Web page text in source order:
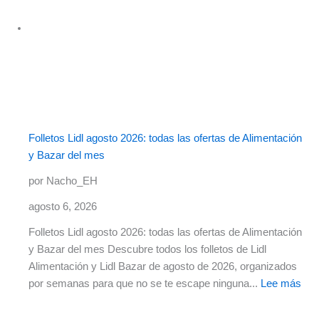
Folletos Lidl agosto 2026: todas las ofertas de Alimentación
y Bazar del mes
por Nacho_EH
agosto 6, 2026
Folletos Lidl agosto 2026: todas las ofertas de Alimentación
y Bazar del mes Descubre todos los folletos de Lidl
Alimentación y Lidl Bazar de agosto de 2026, organizados
por semanas para que no se te escape ninguna... Lee más